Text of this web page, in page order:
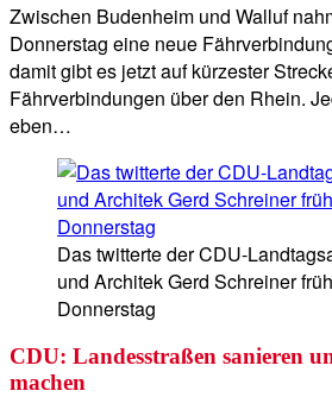
Zwischen Budenheim und Walluf
Donnerstag eine neue
damit gibt es jetzt auf kürzester
Fährverbindungen über den Rhein.
eben…
Das twitterte der CDU-
und Architek Gerd Schreiner
Donnerstag
CDU: Landesstraßen sanieren
machen